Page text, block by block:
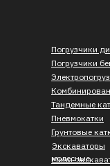
Погрузчики
Погрузчики
Экскаваторы
колесные
Мини-
Грунтовые
Тандемные
Пневмокатки